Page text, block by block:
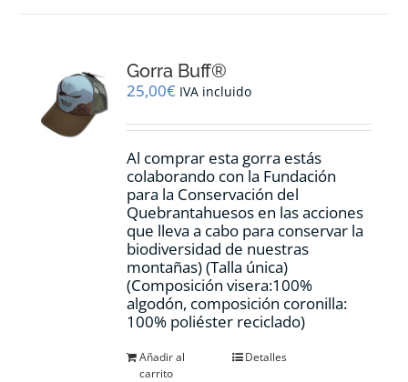
Gorra Buff®
25,00€ IVA incluido
Al comprar esta gorra estás
colaborando con la Fundación
para la Conservación del
Quebrantahuesos en las acciones
que lleva a cabo para conservar la
biodiversidad de nuestras
montañas) (Talla única)
(Composición visera:100%
algodón, composición coronilla:
100% poliéster reciclado)
Añadir al
carrito
Detalles